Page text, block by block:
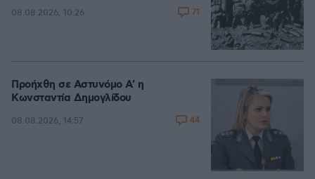
08.08.2026, 10:26 71
Προήχθη σε Αστυνόμο Α' η
Κωνσταντία Δημογλίδου
08.08.2026, 14:57 44